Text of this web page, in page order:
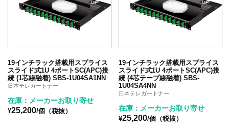
19インチラック搭載用スプライス
スライド式1U 4ポートSC(APC)接
続 (1芯線融着) SBS-1U04SA1NN
日本テレガートナー
在庫：メーカーお取り寄せ
¥25,200/個（税抜）
19インチラック搭載用スプライス
スライド式1U 4ポートSC(APC)接
続 (4芯テープ線融着) SBS-
1U04SA4NN
日本テレガートナー
在庫：メーカーお取り寄せ
¥25,200/個（税抜）